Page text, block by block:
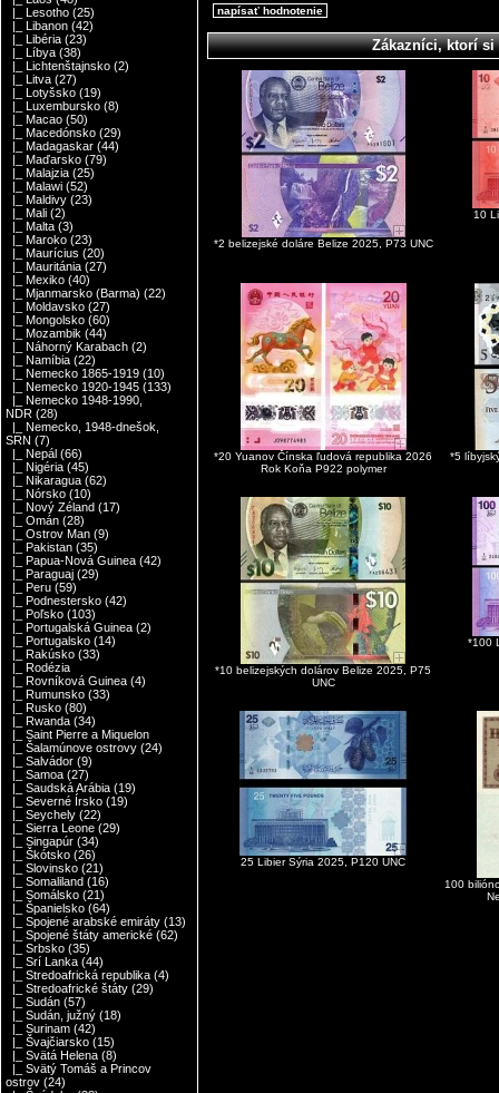
|_ Lesotho (25)
|_ Libanon (42)
|_ Libéria (23)
|_ Líbya (38)
|_ Lichtenštajnsko (2)
|_ Litva (27)
|_ Lotyšsko (19)
|_ Luxembursko (8)
|_ Macao (50)
|_ Macedónsko (29)
|_ Madagaskar (44)
|_ Maďarsko (79)
|_ Malajzia (25)
|_ Malawi (52)
|_ Maldivy (23)
|_ Mali (2)
|_ Malta (3)
|_ Maroko (23)
|_ Maurícius (20)
|_ Mauritánia (27)
|_ Mexiko (40)
|_ Mjanmarsko (Barma) (22)
|_ Moldavsko (27)
|_ Mongolsko (60)
|_ Mozambik (44)
|_ Náhorný Karabach (2)
|_ Namíbia (22)
|_ Nemecko 1865-1919 (10)
|_ Nemecko 1920-1945 (133)
|_ Nemecko 1948-1990,
NDR (28)
|_ Nemecko, 1948-dnešok,
SRN (7)
|_ Nepál (66)
|_ Nigéria (45)
|_ Nikaragua (62)
|_ Nórsko (10)
|_ Nový Zéland (17)
|_ Omán (28)
|_ Ostrov Man (9)
|_ Pakistan (35)
|_ Papua-Nová Guinea (42)
|_ Paraguaj (29)
|_ Peru (59)
|_ Podnestersko (42)
|_ Poľsko (103)
|_ Portugalská Guinea (2)
|_ Portugalsko (14)
|_ Rakúsko (33)
|_ Rodézia
|_ Rovníková Guinea (4)
|_ Rumunsko (33)
|_ Rusko (80)
|_ Rwanda (34)
|_ Saint Pierre a Miquelon
|_ Šalamúnove ostrovy (24)
|_ Salvádor (9)
|_ Samoa (27)
|_ Saudská Arábia (19)
|_ Severné Írsko (19)
|_ Seychely (22)
|_ Sierra Leone (29)
|_ Singapúr (34)
|_ Škótsko (26)
|_ Slovinsko (21)
|_ Somaliland (16)
|_ Somálsko (21)
|_ Španielsko (64)
|_ Spojené arabské emiráty (13)
|_ Spojené štáty americké (62)
|_ Srbsko (35)
|_ Srí Lanka (44)
|_ Stredoafrická republika (4)
|_ Stredoafrické štáty (29)
|_ Sudán (57)
|_ Sudán, južný (18)
|_ Surinam (42)
|_ Švajčiarsko (15)
|_ Svätá Helena (8)
|_ Svätý Tomáš a Princov
ostrov (24)
napísať hodnotenie
Zákazníci, ktorí
*2 belizejské doláre Belize 2025, P73 UNC
10
*20 Yuanov Čínska ľudová republika 2026
Rok Koňa P922 polymer
*5
*10 belizejských dolárov Belize 2025, P75
UNC
*100
25 Libier Sýria 2025, P120 UNC
100